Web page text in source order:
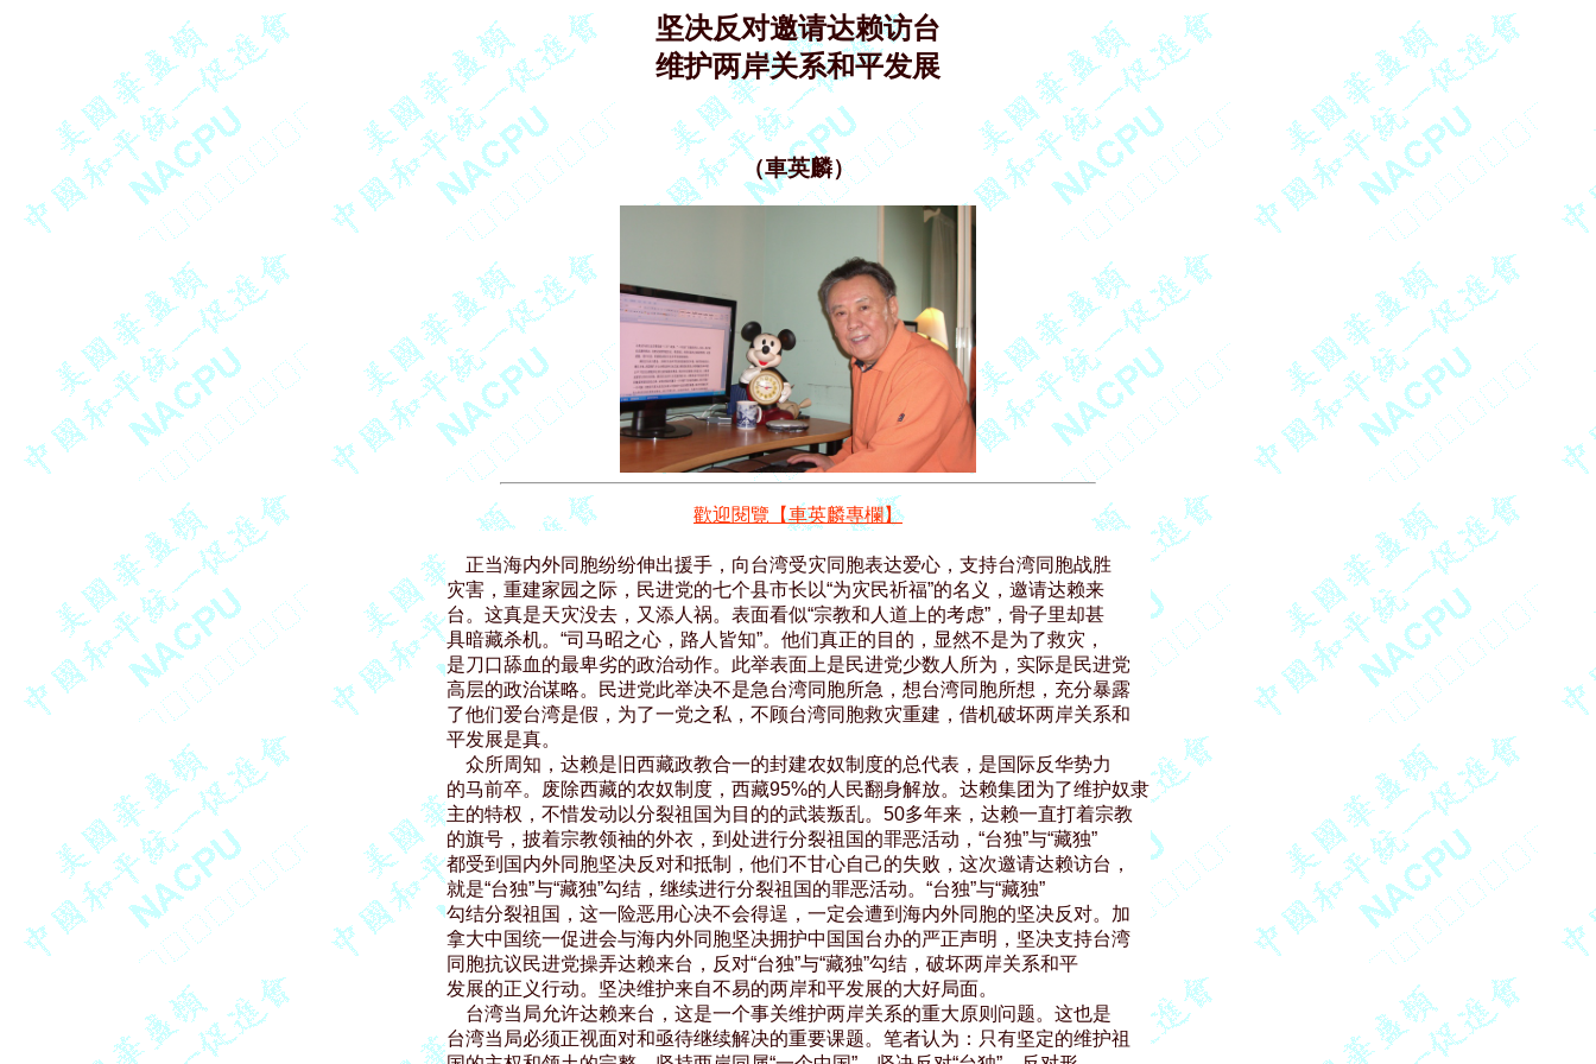
坚决反对邀请达赖访台
维护两岸关系和平发展
（車英麟）
歡迎閱覽【車英麟專欄】
    正当海内外同胞纷纷伸出援手，向台湾受灾同胞表达爱心，支持台湾同胞战胜
灾害，重建家园之际，民进党的七个县市长以“为灾民祈福”的名义，邀请达赖来
台。这真是天灾没去，又添人祸。表面看似“宗教和人道上的考虑”，骨子里却甚
具暗藏杀机。“司马昭之心，路人皆知”。他们真正的目的，显然不是为了救灾，
是刀口舔血的最卑劣的政治动作。此举表面上是民进党少数人所为，实际是民进党
高层的政治谋略。民进党此举决不是急台湾同胞所急，想台湾同胞所想，充分暴露
了他们爱台湾是假，为了一党之私，不顾台湾同胞救灾重建，借机破坏两岸关系和
平发展是真。
    众所周知，达赖是旧西藏政教合一的封建农奴制度的总代表，是国际反华势力
的马前卒。废除西藏的农奴制度，西藏95%的人民翻身解放。达赖集团为了维护奴隶
主的特权，不惜发动以分裂祖国为目的的武装叛乱。50多年来，达赖一直打着宗教
的旗号，披着宗教领袖的外衣，到处进行分裂祖国的罪恶活动，“台独”与“藏独”
都受到国内外同胞坚决反对和抵制，他们不甘心自己的失败，这次邀请达赖访台，
就是“台独”与“藏独”勾结，继续进行分裂祖国的罪恶活动。“台独”与“藏独”
勾结分裂祖国，这一险恶用心决不会得逞，一定会遭到海内外同胞的坚决反对。加
拿大中国统一促进会与海内外同胞坚决拥护中国国台办的严正声明，坚决支持台湾
同胞抗议民进党操弄达赖来台，反对“台独”与“藏独”勾结，破坏两岸关系和平
发展的正义行动。坚决维护来自不易的两岸和平发展的大好局面。
    台湾当局允许达赖来台，这是一个事关维护两岸关系的重大原则问题。这也是
台湾当局必须正视面对和亟待继续解决的重要课题。笔者认为：只有坚定的维护祖